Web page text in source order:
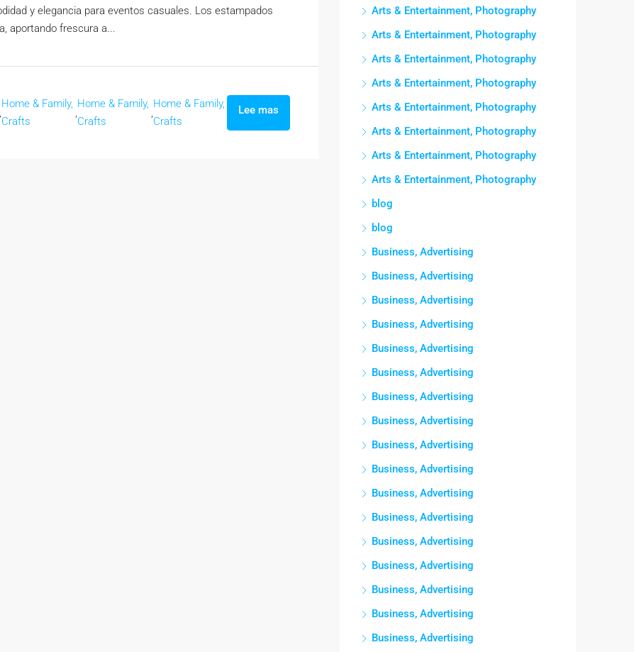
y elegancia para eventos casuales. Los estampados
aportando frescura a...
Home & Family,
Crafts
Home & Family,
Crafts
Home & Family,
Crafts
Lee mas
Arts & Entertainment, Photography
Arts & Entertainment, Photography
Arts & Entertainment, Photography
Arts & Entertainment, Photography
Arts & Entertainment, Photography
Arts & Entertainment, Photography
Arts & Entertainment, Photography
Arts & Entertainment, Photography
blog
blog
Business, Advertising
Business, Advertising
Business, Advertising
Business, Advertising
Business, Advertising
Business, Advertising
Business, Advertising
Business, Advertising
Business, Advertising
Business, Advertising
Business, Advertising
Business, Advertising
Business, Advertising
Business, Advertising
Business, Advertising
Business, Advertising
Business, Advertising